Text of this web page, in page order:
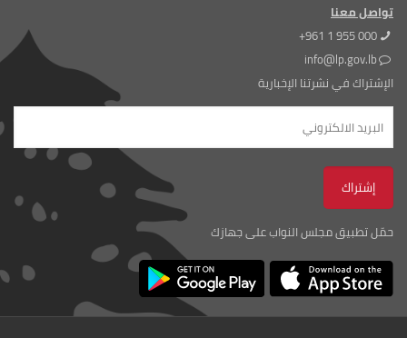
تواصل معنا
+961 1 955 000
info@lp.gov.lb
الإشتراك في نشرتنا الإخبارية
حمّل تطبيق مجلس النواب على جهازك